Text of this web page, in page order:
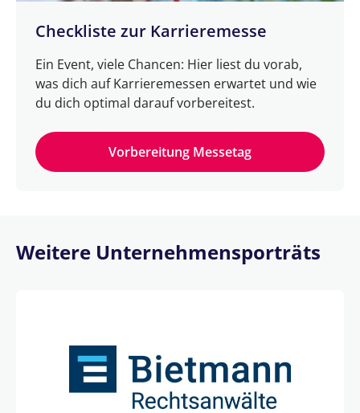
Checkliste zur Karrieremesse
Ein Event, viele Chancen: Hier liest du vorab,
was dich auf Karrieremessen erwartet und wie
du dich optimal darauf vorbereitest.
Vorbereitung Messetag
Weitere Unternehmensporträts